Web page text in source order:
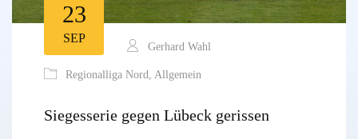
23
SEP
Gerhard Wahl
Regionalliga Nord, Allgemein
Siegesserie gegen Lübeck gerissen